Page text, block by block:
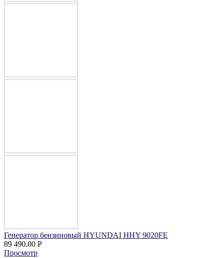
Генератор бензиновый HYUNDAI HHY 9020FE
89 490.00 Р
Просмотр